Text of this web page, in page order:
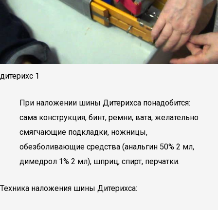
дитерихс 1
При наложении шины Дитерихса понадобится:
сама конструкция, бинт, ремни, вата, желательно
смягчающие подкладки, ножницы,
обезболивающие средства (анальгин 50% 2 мл,
димедрол 1% 2 мл), шприц, спирт, перчатки.
Техника наложения шины Дитерихса: